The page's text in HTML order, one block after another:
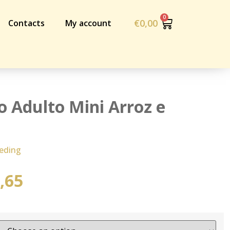
Contacts My account €0,00
Adulto Mini Arroz e